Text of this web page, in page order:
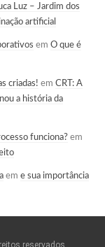
Luz – Jardim dos
artificial
em O que é
criadas! em CRT: A
a história da
funciona? em
em e sua importância
reservados.